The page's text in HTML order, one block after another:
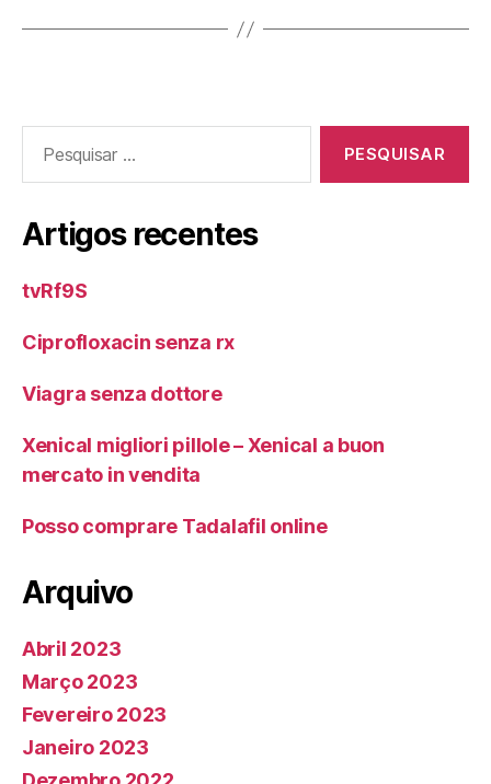
por:
Artigos recentes
tvRf9S
Ciprofloxacin senza rx
Viagra senza dottore
Xenical migliori pillole – Xenical a buon
mercato in vendita
Posso comprare Tadalafil online
Arquivo
Abril 2023
Março 2023
Fevereiro 2023
Janeiro 2023